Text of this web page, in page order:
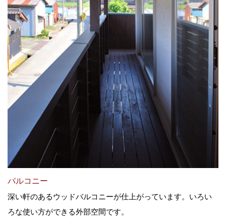
バルコニー
深い軒のあるウッドバルコニーが仕上がっています。いろい
ろな使い方ができる外部空間です。